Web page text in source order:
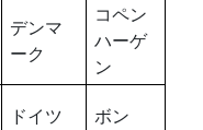
デンマ
ーク
コペン
ハーゲ
ン
ドイツ
ボン